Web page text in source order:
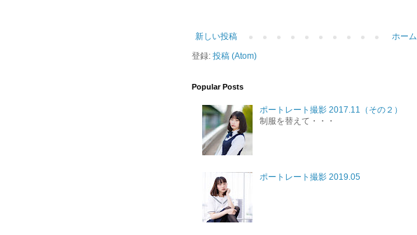
新しい投稿
ホーム
登録: 投稿 (Atom)
Popular Posts
ポートレート撮影 2017.11（その２）
制服を替えて・・・
ポートレート撮影 2019.05